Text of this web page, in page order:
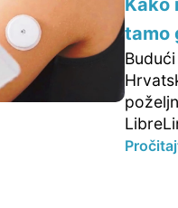
Kako
tamo